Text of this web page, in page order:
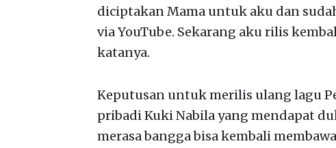
diciptakan Mama untuk aku dan
via YouTube. Sekarang aku rilis
katanya.
Keputusan untuk merilis ulang lagu
pribadi Kuki Nabila yang mendapat
merasa bangga bisa kembali